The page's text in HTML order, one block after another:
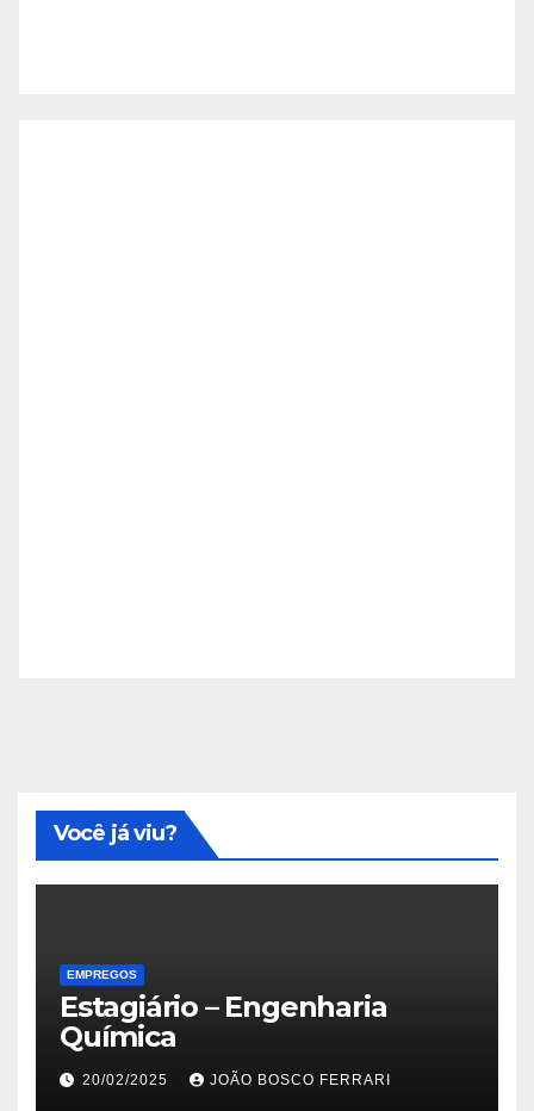
Você já viu?
EMPREGOS
Estagiário – Engenharia
Química
20/02/2025 JOÃO BOSCO FERRARI